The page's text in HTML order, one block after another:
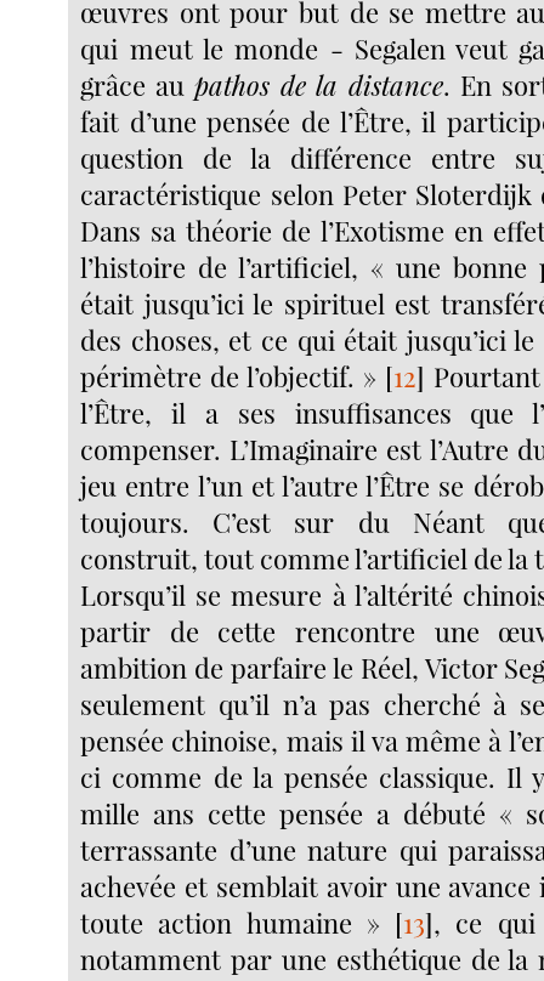
œuvres ont pour but de se mettre
qui meut le monde - Segalen veut
grâce au pathos de la distance. En
fait d’une pensée de l’Être, il
question de la différence entre
caractéristique selon Peter
Dans sa théorie de l’Exotisme en
l’histoire de l’artificiel, « une
était jusqu’ici le spirituel est
des choses, et ce qui était jusqu’ici
périmètre de l’objectif. » [12] Pourtant
l’Être, il a ses insuffisances que
compenser. L’Imaginaire est l’Autre
jeu entre l’un et l’autre l’Être se
toujours. C’est sur du Néant
construit, tout comme l’artificiel de la
Lorsqu’il se mesure à l’altérité
partir de cette rencontre une
ambition de parfaire le Réel, Victor
seulement qu’il n’a pas cherché à
pensée chinoise, mais il va même à
ci comme de la pensée classique. Il
mille ans cette pensée a débuté «
terrassante d’une nature qui
achevée et semblait avoir une
toute action humaine » [13], ce qui
notamment par une esthétique de la